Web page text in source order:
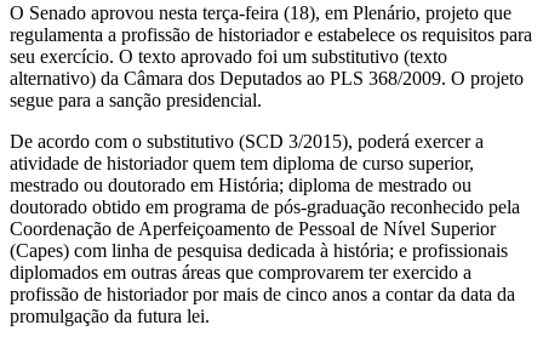
O Senado aprovou nesta terça-feira (18), em Plenário, projeto que
regulamenta a profissão de historiador e estabelece os requisitos para
seu exercício. O texto aprovado foi um substitutivo (texto
alternativo) da Câmara dos Deputados ao PLS 368/2009. O projeto
segue para a sanção presidencial.
De acordo com o substitutivo (SCD 3/2015), poderá exercer a
atividade de historiador quem tem diploma de curso superior,
mestrado ou doutorado em História; diploma de mestrado ou
doutorado obtido em programa de pós-graduação reconhecido pela
Coordenação de Aperfeiçoamento de Pessoal de Nível Superior
(Capes) com linha de pesquisa dedicada à história; e profissionais
diplomados em outras áreas que comprovarem ter exercido a
profissão de historiador por mais de cinco anos a contar da data da
promulgação da futura lei.